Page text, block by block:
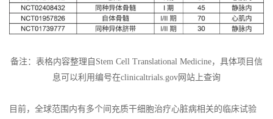
备注：表格内容整理自Stem Cell Translational Medicine，具体项目信
息可以利用编号在clinicaltrials.gov网站上查询
目前，全球范围内有多个间充质干细胞治疗心脏病相关的临床试验